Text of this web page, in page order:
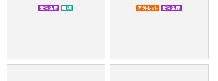
受注生産品
新棟
アウトレット品
受注生産品